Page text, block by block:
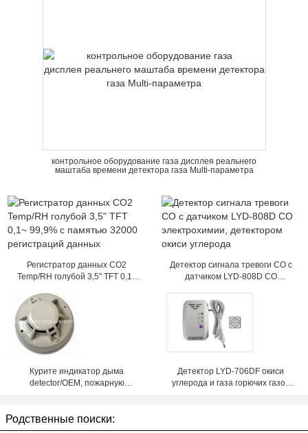
контрольное оборудование газа дисплея реальнего
маштаба времени детектора газа Multi-параметра
Регистратор данных СО2
Temp/RH голубой 3,5" TFT 0,1~
регистраций данных
Детектор сигнала тревоги CO с
датчиком LYD-808D CO
углерода
Курите индикатор дыма
detector/OEM, пожарную
Детектор LYD-706DF окиси
углерода и газа горючих газов
Родственные поиски: